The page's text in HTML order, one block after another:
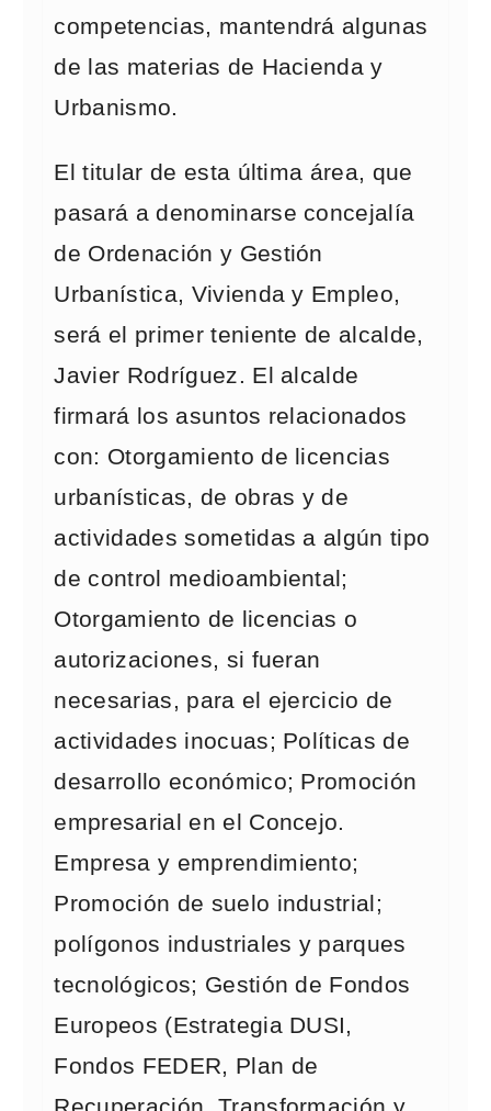
competencias, mantendrá algunas
de las materias de Hacienda y
Urbanismo.
El titular de esta última área, que
pasará a denominarse concejalía
de Ordenación y Gestión
Urbanística, Vivienda y Empleo,
será el primer teniente de alcalde,
Javier Rodríguez. El alcalde
firmará los asuntos relacionados
con: Otorgamiento de licencias
urbanísticas, de obras y de
actividades sometidas a algún tipo
de control medioambiental;
Otorgamiento de licencias o
autorizaciones, si fueran
necesarias, para el ejercicio de
actividades inocuas; Políticas de
desarrollo económico; Promoción
empresarial en el Concejo.
Empresa y emprendimiento;
Promoción de suelo industrial;
polígonos industriales y parques
tecnológicos; Gestión de Fondos
Europeos (Estrategia DUSI,
Fondos FEDER, Plan de